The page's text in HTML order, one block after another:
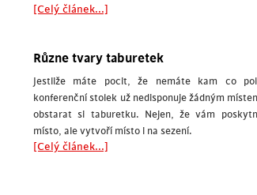
[Celý článek...]
Různe tvary taburetek
Jestliže máte pocit, že nemáte kam co
konferenční stolek už nedisponuje žádným
obstarat si taburetku. Nejen, že vám
místo, ale vytvoří místo i na sezení.
[Celý článek...]